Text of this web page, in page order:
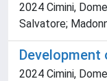
2024 Cimini,
Salvatore;
2024 Cimini,